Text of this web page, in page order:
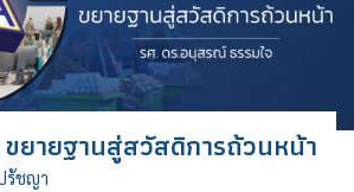
ยายฐานสู่สวัสดิการถ้วนหน้า
รัชญา